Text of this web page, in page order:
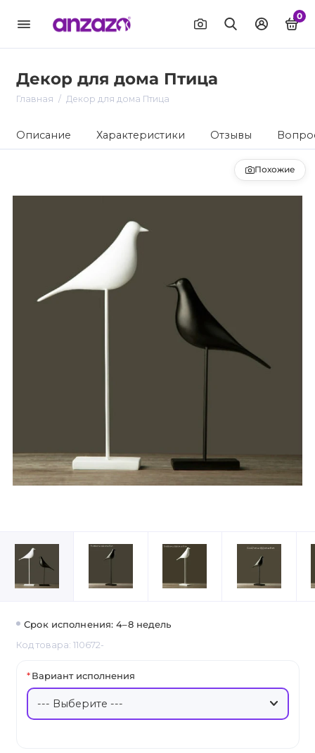
0
Декор для дома Птица
Главная Декор для дома Птица
Описание Характеристики Отзывы
Похожие
Срок исполнения: 4–8 недель
Код товара: 110672-
Вариант исполнения